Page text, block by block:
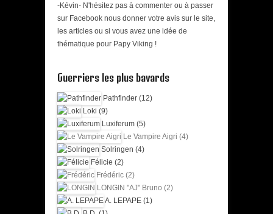
-Kévin- N'hésitez pas à commenter ou à passer
sur Facebook nous donner votre avis sur le site,
les articles ou si vous avez une idée de
thématique pour Papy Viking !
Guerriers les plus bavards
Pathfinder (12)
Loki (9)
Luxiferum (5)
Le Vampire Aigri (4)
Solringen (4)
Félicie (2)
Frédéric (2)
LONGIN "AJ" Bruno (2)
A. LEPAPE (1)